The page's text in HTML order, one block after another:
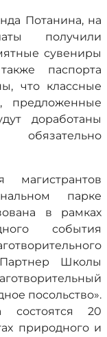
Потанина, на
получили
сувениры
паспорта
что классные
предложенные
доработаны
магистрантов
парке
в рамках
события
Школы
посольство».
20
природного и